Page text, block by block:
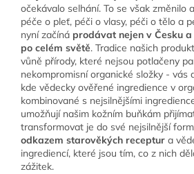
očekávalo selhání. To se však změnilo
péče o pleť, péči o vlasy, péči o tělo a
nyní začíná prodávat nejen v Česku
po celém světě. Tradice našich
vůně přírody, které nejsou potlačeny
nekompromisní organické složky - vás
kde vědecky ověřené ingredience v
kombinované s nejsilnějšími
umožňují našim kožním buňkám
transformovat je do své nejsilnější
odkazem starověkých receptur a
ingrediencí, které jsou tím, co z nich
zážitek.